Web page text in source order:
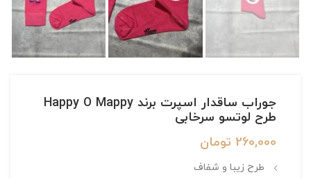
جوراب ساقدار اسپرت برند Happy O Mappy
طرح لوتسو سرخابی
260,000 تومان
طرح زیبا و شفاف